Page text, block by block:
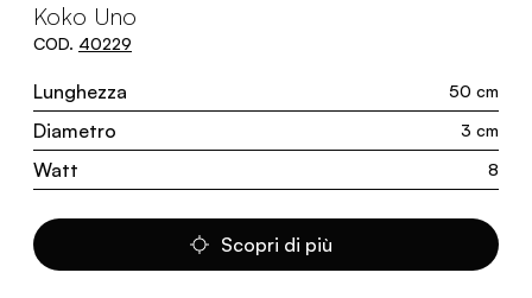
Koko Uno
COD. 40229
Lunghezza 50 cm
Diametro 3 cm
Watt 8
Scopri di più